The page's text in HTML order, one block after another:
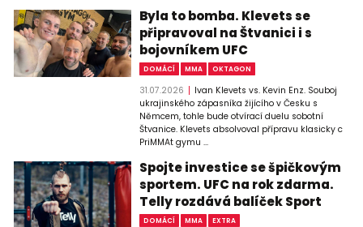
Byla to bomba. Klevets se
připravoval na Štvanici i s
bojovníkem UFC
DOMÁCÍ MMA OKTAGON
31.07.2026
Ivan Klevets vs. Kevin Enz. Souboj
ukrajinského zápasníka žijícího v Česku s
Němcem, tohle bude otvírací duelu sobotní
Štvanice. Klevets absolvoval přípravu klasicky c
PriMMAt gymu ...
Spojte investice se špičkovým
sportem. UFC na rok zdarma.
Telly rozdává balíček Sport
DOMÁCÍ MMA EXTRA